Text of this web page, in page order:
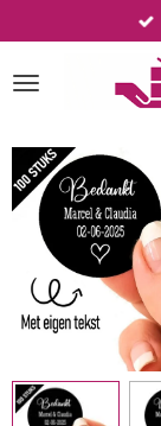
direct
naar
de